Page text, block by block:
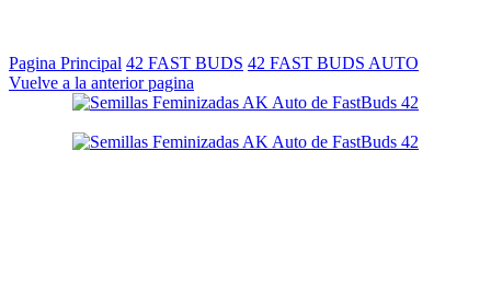
Pagina Principal 42 FAST BUDS 42 FAST BUDS AUTO
Vuelve a la anterior pagina